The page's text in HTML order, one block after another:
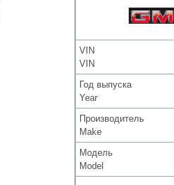
VIN
VIN
Год выпуска
Year
Производитель
Make
Модель
Model